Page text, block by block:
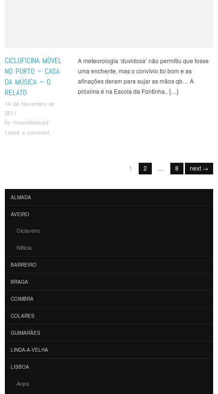
CICLOFICINA MÓVEL
NO PORTO – CASA
DA MÚSICA – O
RELATO
14 de Novembro de
2011
by mouradesousa
Leave a comment
A meteorologia ‘duvidosa’ não permitiu que fosse
uma enchente, mas o convívio foi bom e as
afinações deram para sujar as mãos qb… A
próxima é na Escola da Fontinha.. […]
1 2 … 8 next →
ALMADA
AVEIRO
Ciclaveiro
NBicla
BARREIRO
BRAGA
COIMBRA
COLARES
GUIMARÃES
LINDA-A-VELHA
LISBOA
Anjos